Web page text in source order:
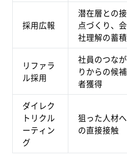
採用広報
潜在層との接
点づくり、会
社理解の蓄積
リファラ
ル採用
社員のつなが
りからの候補
者獲得
ダイレク
トリクル
ーティン
グ
狙った人材へ
の直接接触